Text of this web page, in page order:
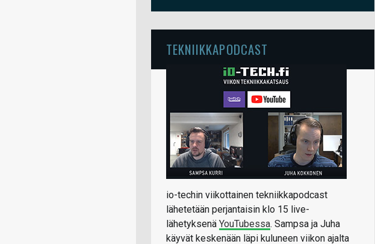
TEKNIIKKAPODCAST
io-techin viikottainen tekniikkapodcast
lähetetään perjantaisin klo 15 live-
lähetyksenä YouTubessa. Sampsa ja Juha
käyvät keskenään läpi kuluneen viikon ajalta